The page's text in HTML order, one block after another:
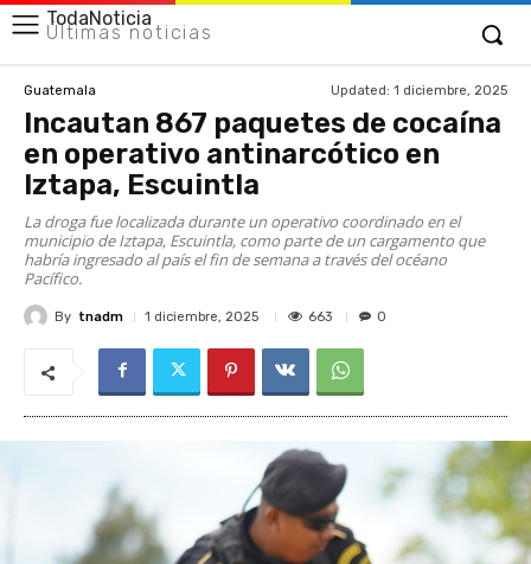
TodaNoticia
Últimas noticias
Guatemala Updated: 1 diciembre, 2025
Incautan 867 paquetes de cocaína
en operativo antinarcótico en
Iztapa, Escuintla
La droga fue localizada durante un operativo coordinado en el
municipio de Iztapa, Escuintla, como parte de un cargamento que
habría ingresado al país el fin de semana a través del océano
Pacífico.
By tnadm 1 diciembre, 2025 663 0